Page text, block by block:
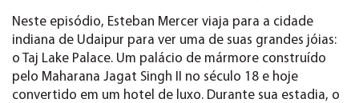
Neste episódio, Esteban Mercer viaja para a cidade
indiana de Udaipur para ver uma de suas grandes jóias:
o Taj Lake Palace. Um palácio de mármore construído
pelo Maharana Jagat Singh II no século 18 e hoje
convertido em um hotel de luxo. Durante sua estadia, o